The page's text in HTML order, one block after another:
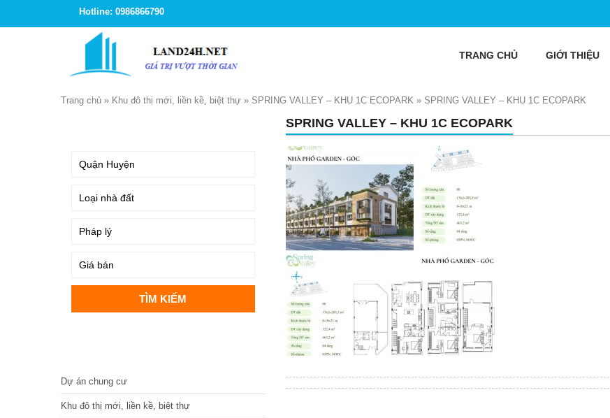
Hotline: 0986866790
TRANG CHỦ GIỚI THIỆU
Trang chủ » Khu đô thị mới, liền kề, biệt thự » SPRING VALLEY – KHU 1C ECOPARK » SPRING VALLEY – KHU 1C ECOPARK
SPRING VALLEY – KHU 1C ECOPARK
Dự án chung cư
Khu đô thị mới, liền kề, biệt thự